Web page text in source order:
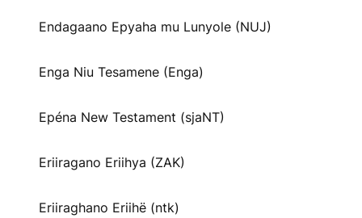
Endagaano Epyaha mu Lunyole (NUJ)
Enga Niu Tesamene (Enga)
Epéna New Testament (sjaNT)
Eriiragano Eriihya (ZAK)
Eriiraghano Eriihë (ntk)